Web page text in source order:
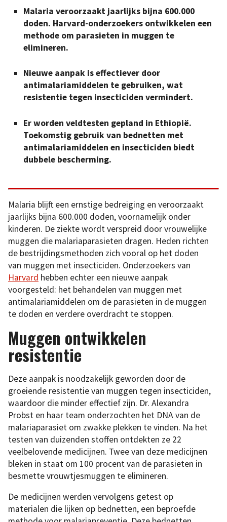
Malaria veroorzaakt jaarlijks bijna 600.000
doden. Harvard-onderzoekers ontwikkelen een
methode om parasieten in muggen te
elimineren.
Nieuwe aanpak is effectiever door
antimalariamiddelen te gebruiken, wat
resistentie tegen insecticiden vermindert.
Er worden veldtesten gepland in Ethiopië.
Toekomstig gebruik van bednetten met
antimalariamiddelen en insecticiden biedt
dubbele bescherming.
Malaria blijft een ernstige bedreiging en veroorzaakt
jaarlijks bijna 600.000 doden, voornamelijk onder
kinderen. De ziekte wordt verspreid door vrouwelijke
muggen die malariaparasieten dragen. Heden richten
de bestrijdingsmethoden zich vooral op het doden
van muggen met insecticiden. Onderzoekers van
Harvard hebben echter een nieuwe aanpak
voorgesteld: het behandelen van muggen met
antimalariamiddelen om de parasieten in de muggen
te doden en verdere overdracht te stoppen.
Muggen ontwikkelen
resistentie
Deze aanpak is noodzakelijk geworden door de
groeiende resistentie van muggen tegen insecticiden,
waardoor die minder effectief zijn. Dr. Alexandra
Probst en haar team onderzochten het DNA van de
malariaparasiet om zwakke plekken te vinden. Na het
testen van duizenden stoffen ontdekten ze 22
veelbelovende medicijnen. Twee van deze medicijnen
bleken in staat om 100 procent van de parasieten in
besmette vrouwtjesmuggen te elimineren.
De medicijnen werden vervolgens getest op
materialen die lijken op bednetten, een beproefde